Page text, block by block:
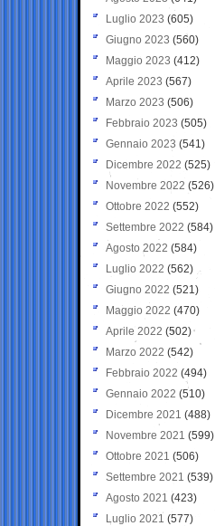
Luglio 2023 (605)
Giugno 2023 (560)
Maggio 2023 (412)
Aprile 2023 (567)
Marzo 2023 (506)
Febbraio 2023 (505)
Gennaio 2023 (541)
Dicembre 2022 (525)
Novembre 2022 (526)
Ottobre 2022 (552)
Settembre 2022 (584)
Agosto 2022 (584)
Luglio 2022 (562)
Giugno 2022 (521)
Maggio 2022 (470)
Aprile 2022 (502)
Marzo 2022 (542)
Febbraio 2022 (494)
Gennaio 2022 (510)
Dicembre 2021 (488)
Novembre 2021 (599)
Ottobre 2021 (506)
Settembre 2021 (539)
Agosto 2021 (423)
Luglio 2021 (577)